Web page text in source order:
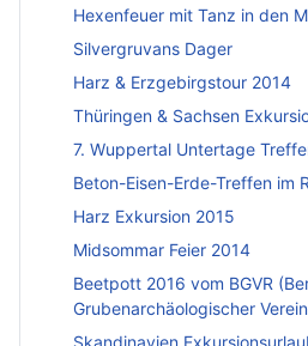
Hexenfeuer mit Tanz in den
Silvergruvans Dager
Harz & Erzgebirgstour 2014
Thüringen & Sachsen
7. Wuppertal Untertage
Beton-Eisen-Erde-Treffen im
Harz Exkursion 2015
Midsommar Feier 2014
Beetpott 2016 vom BGVR
Grubenarchäologischer